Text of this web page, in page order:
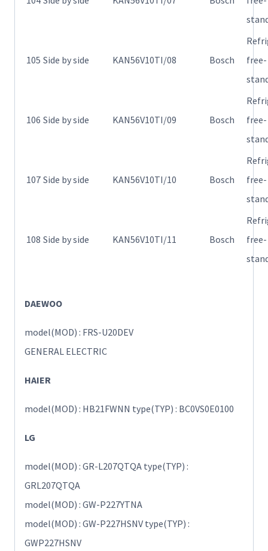
105 Side by side KAN56V10TI/08 Bosch
free-
106 Side by side KAN56V10TI/09 Bosch
free-
107 Side by side KAN56V10TI/10 Bosch
free-
108 Side by side KAN56V10TI/11 Bosch
free-
DAEWOO
model(MOD) : FRS-U20DEV
GENERAL ELECTRIC
HAIER
model(MOD) : HB21FWNN type(TYP) : BC0VS0E0100
LG
model(MOD) : GR-L207QTQA type(TYP) :
GRL207QTQA
model(MOD) : GW-P227YTNA
model(MOD) : GW-P227HSNV type(TYP) :
GWP227HSNV